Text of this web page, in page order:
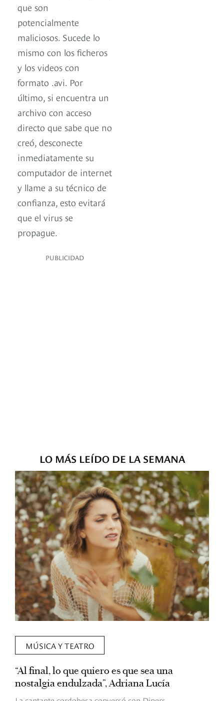
que son
potencialmente
maliciosos. Sucede lo
mismo con los ficheros
y los videos con
formato .avi. Por
último, si encuentra un
archivo con acceso
directo que sabe que no
creó, desconecte
inmediatamente su
computador de internet
y llame a su técnico de
confianza, esto evitará
que el virus se
propague.
PUBLICIDAD
LO MÁS LEÍDO DE LA SEMANA
MÚSICA Y TEATRO
“Al final, lo que quiero es que sea una
nostalgia endulzada”, Adriana Lucía